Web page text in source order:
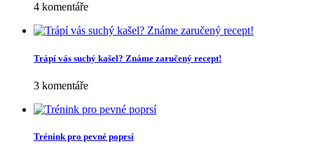
4 komentáře
Trápí vás suchý kašel? Známe zaručený recept!
3 komentáře
Trénink pro pevné poprsí